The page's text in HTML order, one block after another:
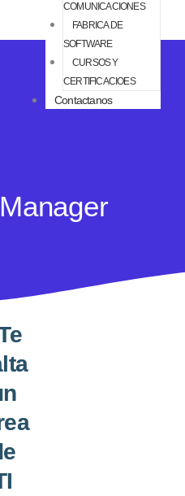
COMUNICACIONES
FABRICA DE
SOFTWARE
CURSOS Y
CERTIFICACIOES
Contactanos